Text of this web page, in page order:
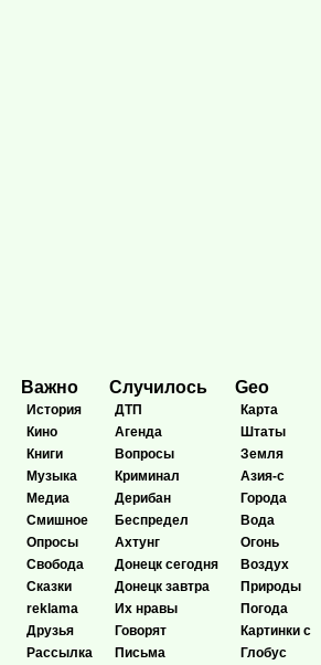
Важно
История
Кино
Книги
Музыка
Медиа
Смишное
Опросы
Свобода
Сказки
reklama
Друзья
Рассылка
Случилось
ДТП
Агенда
Вопросы
Криминал
Дерибан
Беспредел
Ахтунг
Донецк сегодня
Донецк завтра
Их нравы
Говорят
Письма
Geo
Карта
Штаты
Земля
Азия-с
Города
Вода
Огонь
Воздух
Природы
Погода
Картинки с
Глобус